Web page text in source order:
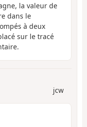
la valeur de
dans le
à deux
sur le tracé
jcw